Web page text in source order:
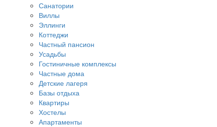
Санатории
Виллы
Эллинги
Коттеджи
Частный пансион
Усадьбы
Гостиничные комплексы
Частные дома
Детские лагеря
Базы отдыха
Квартиры
Хостелы
Апартаменты